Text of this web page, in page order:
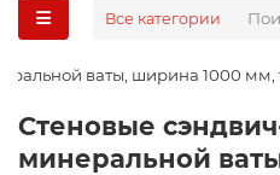
Все категории
ваты, ширина 1000 мм,
Стеновые
минеральной